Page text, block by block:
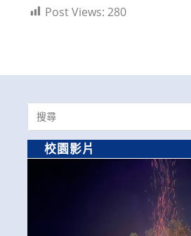
Post Views: 280
Search
for:
校園影片